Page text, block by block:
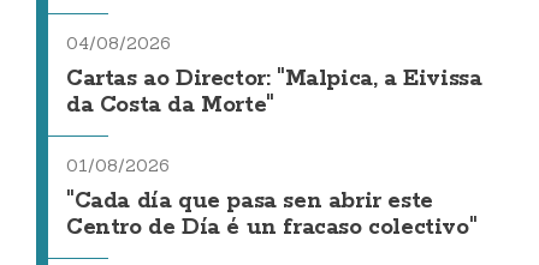
04/08/2026
Cartas ao Director: "Malpica, a Eivissa
da Costa da Morte"
01/08/2026
"Cada día que pasa sen abrir este
Centro de Día é un fracaso colectivo"